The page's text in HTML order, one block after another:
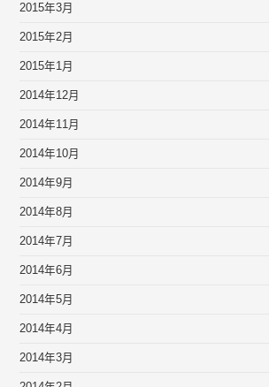
2015年3月
2015年2月
2015年1月
2014年12月
2014年11月
2014年10月
2014年9月
2014年8月
2014年7月
2014年6月
2014年5月
2014年4月
2014年3月